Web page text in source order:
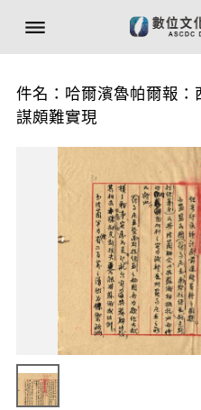
件名：哈爾濱魯帕爾報
謀頗難實現